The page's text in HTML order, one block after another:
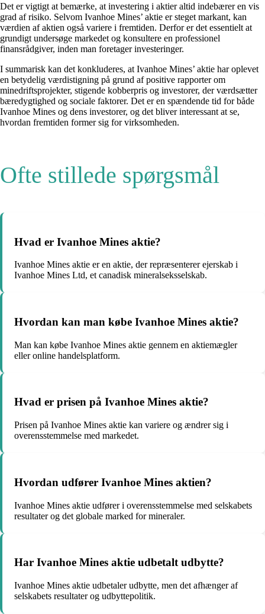
Det er vigtigt at bemærke, at investering i aktier altid indebærer en vis
grad af risiko. Selvom Ivanhoe Mines’ aktie er steget markant, kan
værdien af aktien også variere i fremtiden. Derfor er det essentielt at
grundigt undersøge markedet og konsultere en professionel
finansrådgiver, inden man foretager investeringer.
I summarisk kan det konkluderes, at Ivanhoe Mines’ aktie har oplevet
en betydelig værdistigning på grund af positive rapporter om
minedriftsprojekter, stigende kobberpris og investorer, der værdsætter
bæredygtighed og sociale faktorer. Det er en spændende tid for både
Ivanhoe Mines og dens investorer, og det bliver interessant at se,
hvordan fremtiden former sig for virksomheden.
Ofte stillede spørgsmål
Hvad er Ivanhoe Mines aktie?
Ivanhoe Mines aktie er en aktie, der repræsenterer ejerskab i
Ivanhoe Mines Ltd, et canadisk mineralseksselskab.
Hvordan kan man købe Ivanhoe Mines aktie?
Man kan købe Ivanhoe Mines aktie gennem en aktiemægler
eller online handelsplatform.
Hvad er prisen på Ivanhoe Mines aktie?
Prisen på Ivanhoe Mines aktie kan variere og ændrer sig i
overensstemmelse med markedet.
Hvordan udfører Ivanhoe Mines aktien?
Ivanhoe Mines aktie udfører i overensstemmelse med selskabets
resultater og det globale marked for mineraler.
Har Ivanhoe Mines aktie udbetalt udbytte?
Ivanhoe Mines aktie udbetaler udbytte, men det afhænger af
selskabets resultater og udbyttepolitik.